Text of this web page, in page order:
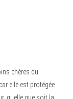
chères du
elle est protégée